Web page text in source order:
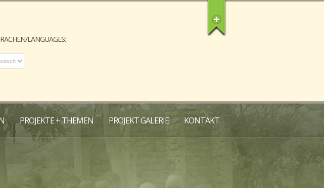
LANGUAGES:
PROJEKTE + THEMEN PROJEKT GALERIE KONTAKT